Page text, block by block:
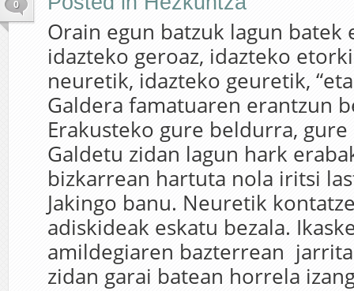
0
Orain egun batzuk lagun batek
idazteko geroaz, idazteko
neuretik, idazteko geuretik,
Galdera famatuaren erantzun
Erakusteko gure beldurra, gure
Galdetu zidan lagun hark
bizkarrean hartuta nola iritsi
Jakingo banu. Neuretik
adiskideak eskatu bezala.
amildegiaren bazterrean
zidan garai batean horrela